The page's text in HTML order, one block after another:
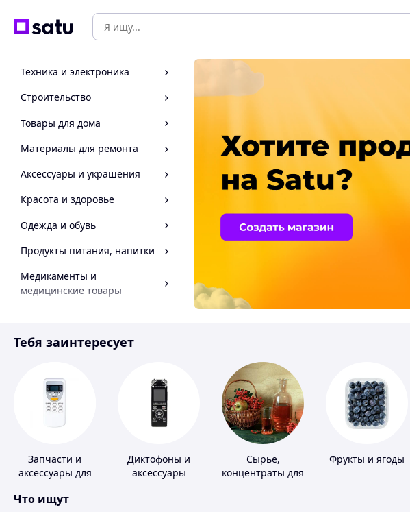
Техника и электроника
Строительство
Товары для дома
Материалы для ремонта
Аксессуары и украшения
Красота и здоровье
Одежда и обувь
Продукты питания, напитки
Медикаменты и
медицинские товары
Инструмент
Тебя заинтересует
Запчасти и
аксессуары для
кондиционеров
Диктофоны и
аксессуары
Сырье,
концентраты для
Фрукты и ягоды
Что ищут